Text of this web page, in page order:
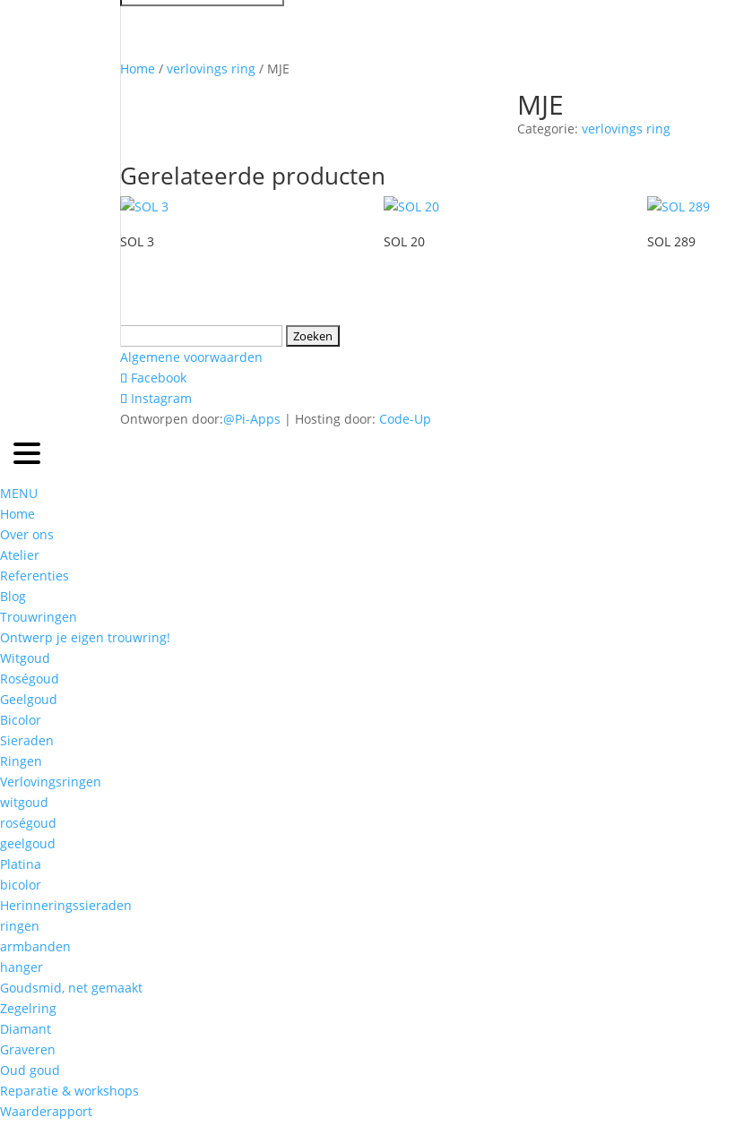
Home /verlovings ring / MJE
MJE
Categorie: verlovings ring
Gerelateerde producten
SOL 3 SOL 20 SOL 289
naar:
Algemene voorwaarden
Facebook
Instagram
Ontworpen door:@Pi-Apps | Hosting door: Code-Up
MENU
Home
Over ons
Atelier
Referenties
Blog
Trouwringen
Ontwerp je eigen trouwring!
Witgoud
Roségoud
Geelgoud
Bicolor
Sieraden
Ringen
Verlovingsringen
witgoud
roségoud
geelgoud
Platina
bicolor
Herinneringssieraden
ringen
armbanden
hanger
Goudsmid, net gemaakt
Zegelring
Diamant
Graveren
Oud goud
Reparatie & workshops
Waarderapport